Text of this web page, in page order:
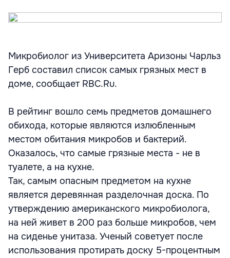
Микробиолог из Университета Аризоны Чарльз
Герб составил список самых грязных мест в
доме, сообщает RBC.Ru.
В рейтинг вошло семь предметов домашнего
обихода, которые являются излюбленным
местом обитания микробов и бактерий.
Оказалось, что самые грязные места - не в
туалете, а на кухне.
Так, самым опасным предметом на кухне
является деревянная разделочная доска. По
утверждению американского микробиолога,
на ней живет в 200 раз больше микробов, чем
на сиденье унитаза. Ученый советует после
использования протирать доску 5-процентным